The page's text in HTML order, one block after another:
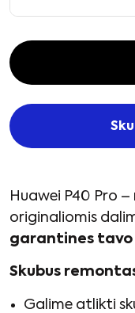
Huawei P40 Pro
originaliomis
garantines tavo
Skubus
Galime atlikti